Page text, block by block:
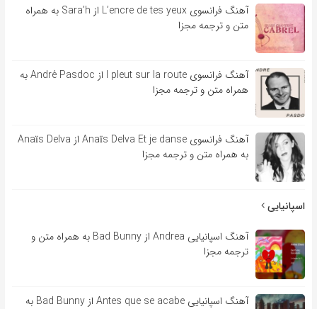
آهنگ فرانسوی L’encre de tes yeux از Sara’h به همراه
متن و ترجمه مجزا
آهنگ فرانسوی l pleut sur la route از André Pasdoc به
همراه متن و ترجمه مجزا
آهنگ فرانسوی Anaïs Delva Et je danse از Anaïs Delva
به همراه متن و ترجمه مجزا
اسپانیایی
آهنگ اسپانیایی Andrea از Bad Bunny به همراه متن و
ترجمه مجزا
آهنگ اسپانیایی Antes que se acabe از Bad Bunny به